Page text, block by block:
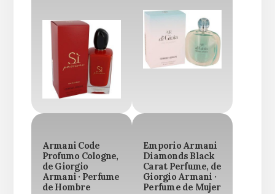
Armani Code
Profumo Cologne,
de Giorgio
Armani · Perfume
de Hombre
Emporio Armani
Diamonds Black
Carat Perfume, de
Giorgio Armani ·
Perfume de Mujer